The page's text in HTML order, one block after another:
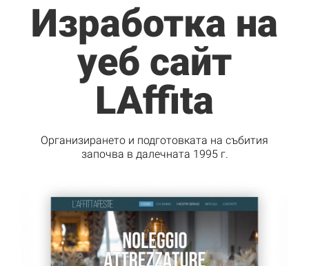
Изработка на
уеб сайт
LAffita
Организирането и подготовката на събития
започва в далечната 1995 г.